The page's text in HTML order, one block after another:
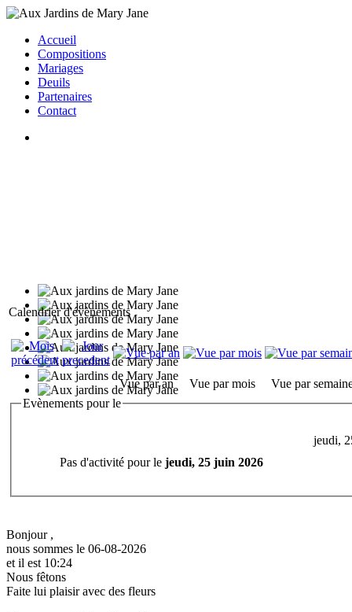
Accueil
Compositions
Mariages
Deuils
Partenaires
Contact
Calendrier d'évènements
Vue par an Vue par mois
Vue par
Evènements pour le
jeudi,
Pas d'activité pour le jeudi, 25 juin 2026
Bonjour ,
nous sommes le 06-08-2026
et il est 10:24
Nous fêtons
Faite lui plaisir avec des fleurs